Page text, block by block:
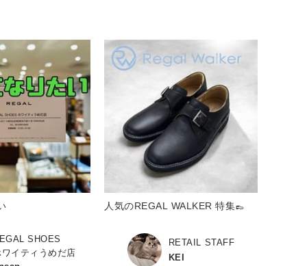
SHOES
ワイティうめだ店
人気のREGAL WALKER 特集👞
RETAIL STAFF
KEI